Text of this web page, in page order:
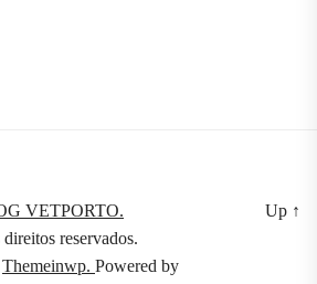
VETPORTO.
reservados.
Themeinwp. Powered by
Up ↑